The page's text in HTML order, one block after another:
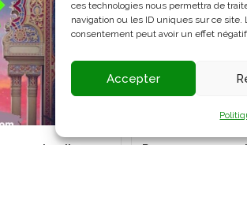
ces technologies nous permettra de
navigation ou les ID uniques sur ce
consentement peut avoir un effet
Accepter
que le divorce
Posez vos